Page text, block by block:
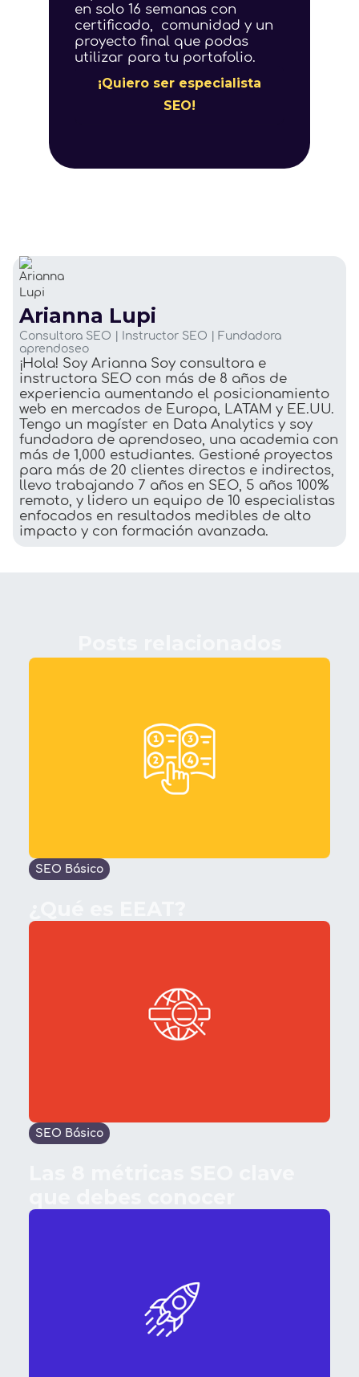
en solo 16 semanas con
certificado, comunidad y un
proyecto final que podas
utilizar para tu portafolio.
¡Quiero ser especialista
SEO!
Arianna Lupi
Consultora SEO | Instructor SEO | Fundadora
aprendoseo
¡Hola! Soy Arianna Soy consultora e
instructora SEO con más de 8 años de
experiencia aumentando el posicionamiento
web en mercados de Europa, LATAM y EE.UU.
Tengo un magíster en Data Analytics y soy
fundadora de aprendoseo, una academia con
más de 1,000 estudiantes. Gestioné proyectos
para más de 20 clientes directos e indirectos,
llevo trabajando 7 años en SEO, 5 años 100%
remoto, y lidero un equipo de 10 especialistas
enfocados en resultados medibles de alto
impacto y con formación avanzada.
SEO Básico
SEO Básico